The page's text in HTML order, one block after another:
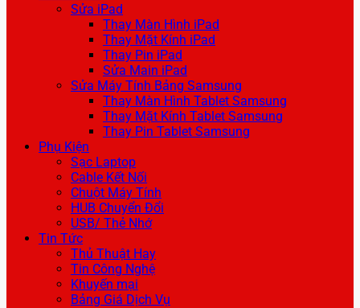
Sửa iPad
Thay Màn Hình iPad
Thay Mặt Kính iPad
Thay Pin iPad
Sửa Main iPad
Sửa Máy Tính Bảng Samsung
Thay Màn Hình Tablet Samsung
Thay Mặt Kính Tablet Samsung
Thay Pin Tablet Samsung
Phụ Kiện
Sạc Laptop
Cable Kết Nối
Chuột Máy Tính
HUB Chuyển Đổi
USB/ Thẻ Nhớ
Tin Tức
Thủ Thuật Hay
Tin Công Nghệ
Khuyến mại
Bảng Giá Dịch Vụ